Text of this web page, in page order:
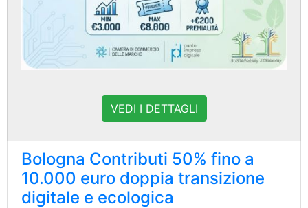
VEDI I DETTAGLI
Bologna Contributi 50% fino a
10.000 euro doppia transizione
digitale e ecologica